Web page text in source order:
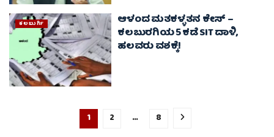
ಕಲಬುರ್ಗಿ ಆಳಂದ ಮತಕಳ್ಳತನ ಕೇಸ್‌ –
ಕಲಬುರಗಿಯ 5 ಕಡೆ SIT ದಾಳಿ,
ಹಲವರು ವಶಕ್ಕೆ!
1 2 … 8